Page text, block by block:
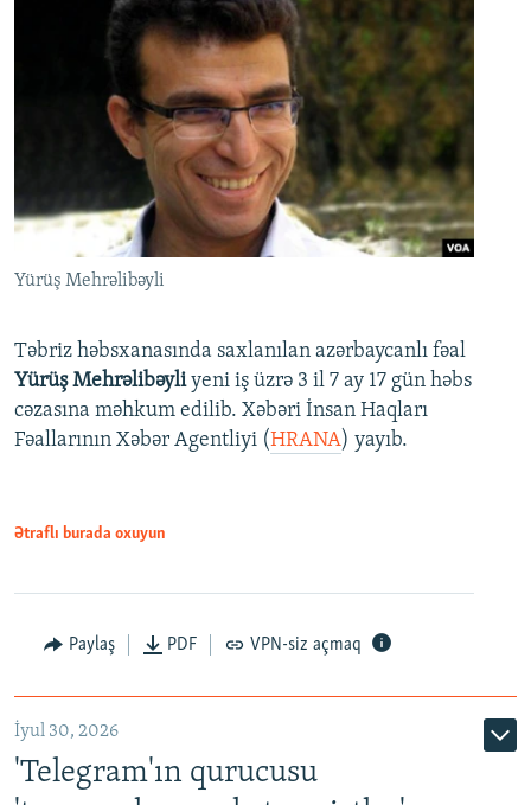
Yürüş Mehrəlibəyli
Təbriz həbsxanasında saxlanılan azərbaycanlı fəal
Yürüş Mehrəlibəyliyeni iş üzrə 3 il 7 ay 17 gün həbs
cəzasına məhkum edilib. Xəbəri İnsan Haqları
Fəallarının Xəbər Agentliyi (HRANA) yayıb.
Ətraflı burada oxuyun
Paylaş PDF VPN-siz açmaq
İyul 30, 2026
'Telegram'ın qurucusu